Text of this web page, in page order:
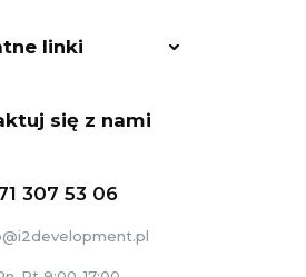
linki
się z nami
307 53 06